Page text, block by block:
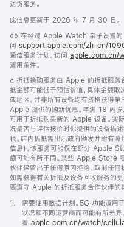
送货服务。
此信息更新于 2026 年 7 月 30 日。
脚
注
◊◊ 在经过 Apple Watch 亲子设置的
问 support.apple.com/zh-cn/
通信服务计划。访问 apple.com.cn/
适用条件。
脚
注
∆ 折抵换购服务由 Apple 的折抵服务
抵金额可能低于预估价值，具体金额取
或地区。并非所有设备均有资格获得
Apple 提供的购新优惠。年满 18 周岁
可用于折抵购买新的 Apple 设备。实
况是否与评估报价时你提供的设备描
税。店内折抵需出示政府颁发并附有
信息)。该服务可能仅在部分 Apple
额可能有所不同。某些 Apple Store
伙伴保留出于任何原因拒绝、取消任
如需获得有关折抵及设备回收服务的
要遵守 Apple 的折抵服务合作伙伴的
脚
1.
需要使用数据计划。5G 功能适用
状况和不同运营商而可能有所差异
看 apple.com.cn/watch/